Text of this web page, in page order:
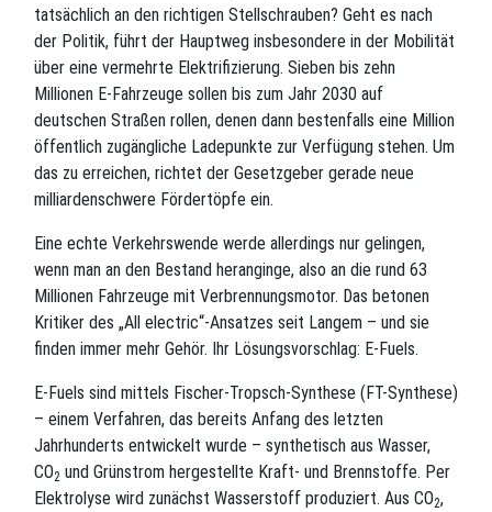
tatsächlich an den richtigen Stellschrauben? Geht es nach
der Politik, führt der Hauptweg insbesondere in der Mobilität
über eine vermehrte Elektrifizierung. Sieben bis zehn
Millionen E-Fahrzeuge sollen bis zum Jahr 2030 auf
deutschen Straßen rollen, denen dann bestenfalls eine Million
öffentlich zugängliche Ladepunkte zur Verfügung stehen. Um
das zu erreichen, richtet der Gesetzgeber gerade neue
milliardenschwere Fördertöpfe ein.
Eine echte Verkehrswende werde allerdings nur gelingen,
wenn man an den Bestand heranginge, also an die rund 63
Millionen Fahrzeuge mit Verbrennungsmotor. Das betonen
Kritiker des „All electric“-Ansatzes seit Langem – und sie
finden immer mehr Gehör. Ihr Lösungsvorschlag: E-Fuels.
E-Fuels sind mittels Fischer-Tropsch-Synthese (FT-Synthese)
– einem Verfahren, das bereits Anfang des letzten
Jahrhunderts entwickelt wurde – synthetisch aus Wasser,
CO2 und Grünstrom hergestellte Kraft- und Brennstoffe. Per
Elektrolyse wird zunächst Wasserstoff produziert. Aus CO2,